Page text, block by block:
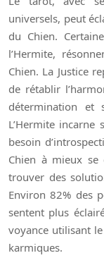
universels, peut
du Chien.
l’Hermite,
Chien. La Justice
de rétablir
détermination et
L’Hermite incarne
besoin
Chien à mieux
trouver des
Environ 82% des
sentent plus
voyance utilisant
karmiques.